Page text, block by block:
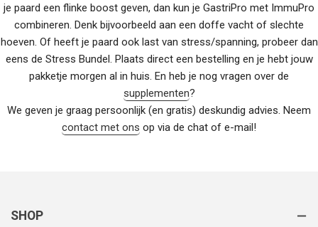
je paard een flinke boost geven, dan kun je GastriPro met ImmuPro
combineren. Denk bijvoorbeeld aan een doffe vacht of slechte
hoeven. Of heeft je paard ook last van stress/spanning, probeer dan
eens de Stress Bundel. Plaats direct een bestelling en je hebt jouw
pakketje morgen al in huis. En heb je nog vragen over de
supplementen?
We geven je graag persoonlijk (en gratis) deskundig advies. Neem
contact met ons op via de chat of e-mail!
SHOP